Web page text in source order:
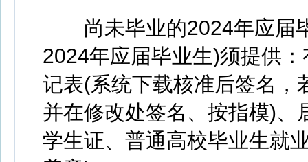
尚未毕业的2024年应届
2024年应届毕业生)须提供
记表(系统下载核准后签名，
并在修改处签名、按指模)、
学生证、普通高校毕业生就